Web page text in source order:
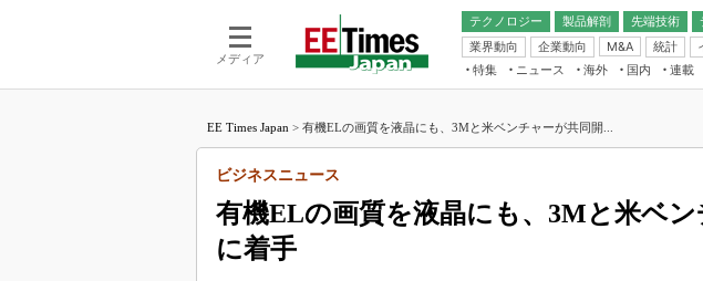
メディア
テクノロジー 製品解剖
先端技術
電池／エネルギー
アナログ
マイコン
業界動向
企業動向 M&A 統計
フィジカルAI
読者調査（
特集 ニュース 海外 国内
連載
福田昭のデバイス通信
大山聡の業界スコープ
電子ブックレット
EE Times Japan > 有機ELの画質を液晶にも、3Mと米ベンチャーが共同開...
有機ELの画質を液晶にも、3Mと米ベ
に着手
ビジネスニュース